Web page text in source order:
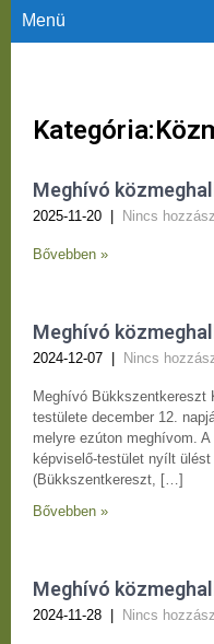
Menü
Meghívó
2025-11-20 Nincs
Bővebben »
Meghívó
2024-12-07 Nincs
Meghívó Bükkszentkereszt
testülete december 12.
melyre ezúton meghívom.
képviselő-testület nyílt
(Bükkszentkereszt, […]
Bővebben »
Meghívó
2024-11-28 Nincs